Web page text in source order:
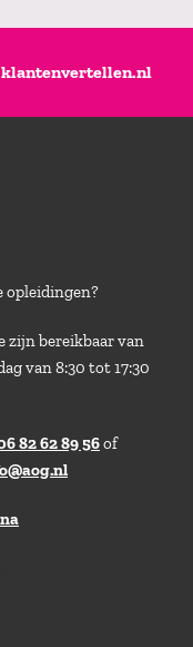
klantenvertellen.nl
opleidingen?
zijn bereikbaar van
van 8:30 tot 17:30
82 62 89 56of